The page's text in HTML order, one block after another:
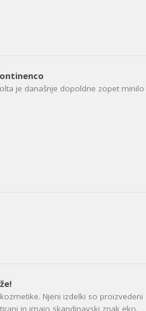
je današnje dopoldne zopet minilo v
Njeni izdelki so proizvedeni z